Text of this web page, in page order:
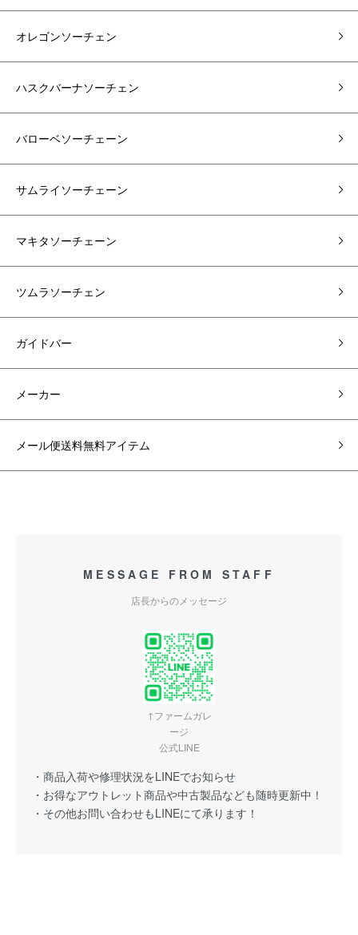
オレゴンソーチェン
ハスクバーナソーチェン
バローベソーチェーン
サムライソーチェーン
マキタソーチェーン
ツムラソーチェン
ガイドバー
メーカー
メール便送料無料アイテム
MESSAGE FROM STAFF
店長からのメッセージ
↑ファームガレ
ージ
公式LINE
・商品入荷や修理状況をLINEでお知らせ
・お得なアウトレット商品や中古製品なども随時更新中！
・その他お問い合わせもLINEにて承ります！